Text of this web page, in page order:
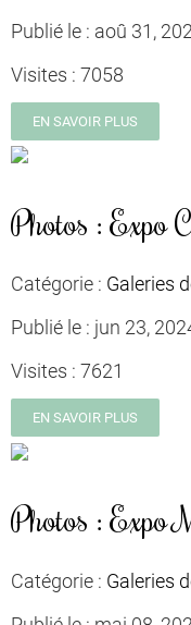
Publié le : aoû 31,
Visites : 7058
EN SAVOIR PLUS
Photos : Expo
Catégorie : Galeries
Publié le : jun 23,
Visites : 7621
EN SAVOIR PLUS
Photos : Expo
Catégorie : Galeries